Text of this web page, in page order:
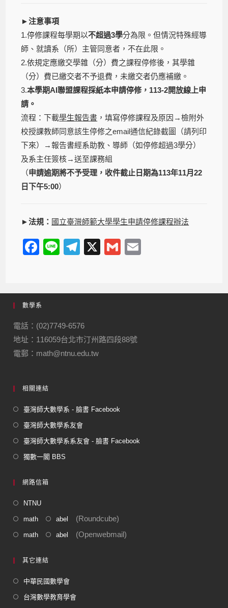
►注意事項
1.停修課程每學期以不超過3學分為限。但情況特殊經導
師、就讀系（所）主管同意者，不在此限。
2.依規定應繳交學雜（分）費之課程停修後，其學雜
（分）費已繳交者不予退費，未繳交者仍應補繳。
3.本學期AI聯盟課程採紙本申請停修，113-2開放線上申
請。
流程：下載學生報告書 ，填寫停修課程及原因→檢附外
校授課教師同意該生停修之email通信紀錄截圖（請列印
下來）→報告書經系助教、導師（如停修超過3學分）
及系主任簽核→送至課務組
（申請逾期將不予受理，收件截止日期為113年11月22
日下午5:00）
►法規： 國立臺灣師範大學學生申請停修課程辦法
F
e
b
o
o
k
Li
T
gr
m
X
G
數學系
電話：(02)7749-6576
地址：116059台北市汀州路四段88號
電郵：math@ntnu.edu.tw
相關連結
臺灣師大數學系 - 臉書 Facebook
臺灣師大數學系友會
臺灣師大數學系系友會 - 臉書 Facebook
獨數一閣 BBS
網路信箱
NTNU
math abel (Roundcube)
math abel (Openwebmail)
其它連結
中華民國數學會
台灣數學教育學會